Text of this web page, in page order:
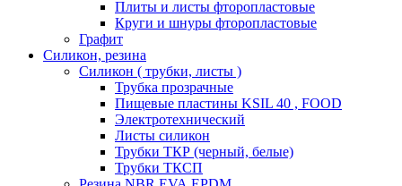
Плиты и листы фторопластовые
Круги и шнуры фторопластовые
Графит
Силикон, резина
Силикон ( трубки, листы )
Трубка прозрачные
Пищевые пластины KSIL 40 , FOOD
Электротехнический
Листы силикон
Трубки ТКР (черный, белые)
Трубки ТКСП